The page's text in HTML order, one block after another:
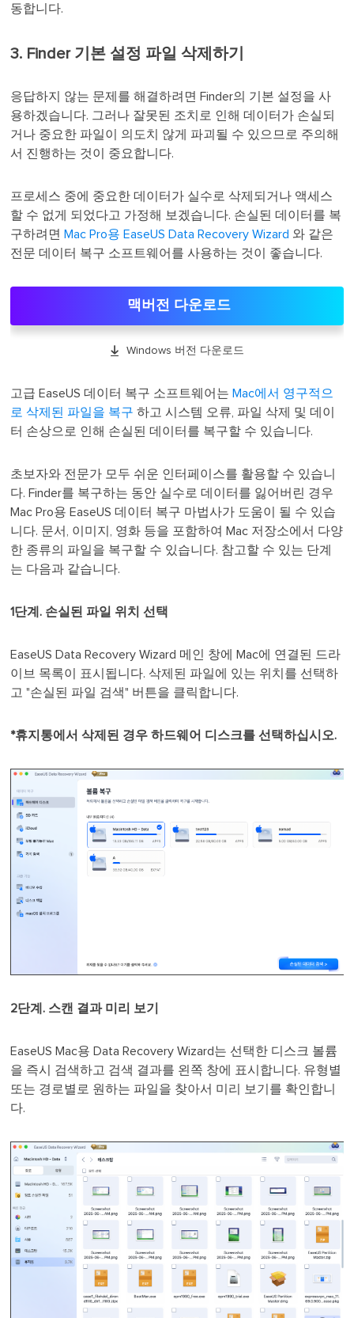
동합니다.
3. Finder 기본 설정 파일 삭제하기
응답하지 않는 문제를 해결하려면 Finder의 기본 설정을 사
용하겠습니다. 그러나 잘못된 조치로 인해 데이터가 손실되
거나 중요한 파일이 의도치 않게 파괴될 수 있으므로 주의해
서 진행하는 것이 중요합니다.
프로세스 중에 중요한 데이터가 실수로 삭제되거나 액세스
할 수 없게 되었다고 가정해 보겠습니다. 손실된 데이터를 복
구하려면 Mac Pro용 EaseUS Data Recovery Wizard 와 같은
전문 데이터 복구 소프트웨어를 사용하는 것이 좋습니다.
맥버전 다운로드
 Windows 버전 다운로드
고급 EaseUS 데이터 복구 소프트웨어는 Mac에서 영구적으
로 삭제된 파일을 복구 하고 시스템 오류, 파일 삭제 및 데이
터 손상으로 인해 손실된 데이터를 복구할 수 있습니다.
초보자와 전문가 모두 쉬운 인터페이스를 활용할 수 있습니
다. Finder를 복구하는 동안 실수로 데이터를 잃어버린 경우
Mac Pro용 EaseUS 데이터 복구 마법사가 도움이 될 수 있습
니다. 문서, 이미지, 영화 등을 포함하여 Mac 저장소에서 다양
한 종류의 파일을 복구할 수 있습니다. 참고할 수 있는 단계
는 다음과 같습니다.
1단계. 손실된 파일 위치 선택
EaseUS Data Recovery Wizard 메인 창에 Mac에 연결된 드라
이브 목록이 표시됩니다. 삭제된 파일에 있는 위치를 선택하
고 "손실된 파일 검색" 버튼을 클릭합니다.
*휴지통에서 삭제된 경우 하드웨어 디스크를 선택하십시오.
2단계. 스캔 결과 미리 보기
EaseUS Mac용 Data Recovery Wizard는 선택한 디스크 볼륨
을 즉시 검색하고 검색 결과를 왼쪽 창에 표시합니다. 유형별
또는 경로별로 원하는 파일을 찾아서 미리 보기를 확인합니
다.